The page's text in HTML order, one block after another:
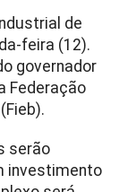
de
feira (12).
governador
Federação
serão
investimento